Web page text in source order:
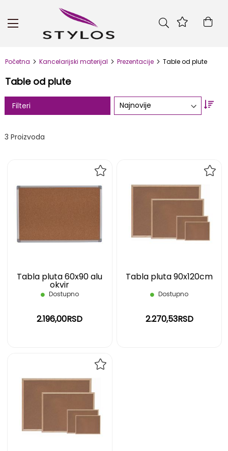
Skip
Početna Kancelarijski materijal Prezentacije Table od plute
Table od plute
3 Proizvoda
Set
Tabla pluta 60x90 alu
okvir
Dostupno
2.196,00RSD
DODAJ
ŽELJA
Tabla pluta 90x120cm
Dostupno
2.270,53RSD
LISTU
Filteri